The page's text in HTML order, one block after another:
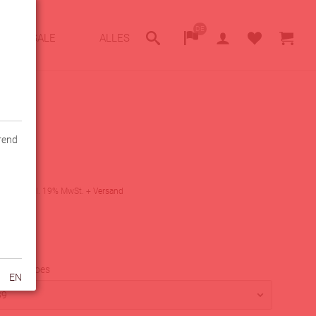
SALE ALLES
- Blau
inkl. 19% MwSt. + Versand
Shoes
EN